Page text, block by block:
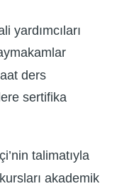
yardımcıları
ders
sertifika
talimatıyla
akademik